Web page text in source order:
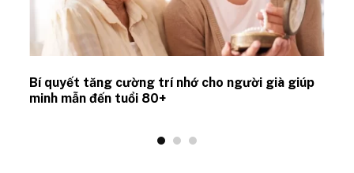
Bí quyết tăng cường trí nhớ cho người già giúp
minh mẫn đến tuổi 80+